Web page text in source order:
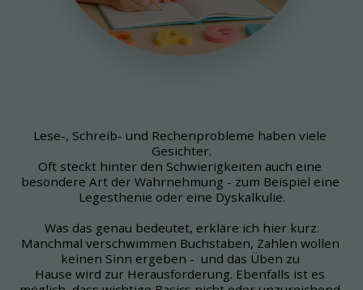
Lese-, Schreib- und Rechenprobleme haben viele
Gesichter.
Oft steckt hinter den Schwierigkeiten auch eine
besondere Art der Wahrnehmung - zum Beispiel eine
Legesthenie oder eine Dyskalkulie.
Was das genau bedeutet, erkläre ich hier kurz.
Manchmal verschwimmen Buchstaben, Zahlen wollen
keinen Sinn ergeben -  und das Üben zu
Hause wird zur Herausforderung. Ebenfalls ist es